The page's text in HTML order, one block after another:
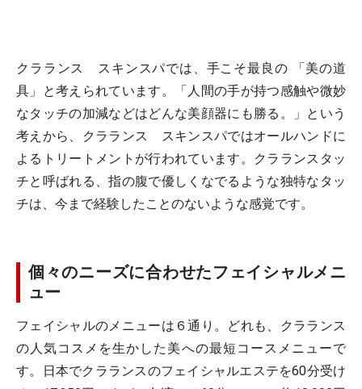
クラランス スキンスパでは、手こそ最良の 「美の道
具」と考えられています。「人間の手が持つ感触や微妙
なタッチの加減などはどんな美顔器にも勝る。」という
考えから、クラランス スキンスパではオールハンドに
よるトリートメントが行われています。クラランスタッ
チと呼ばれる、指の腹で優しくなでるような独特なタッ
チは、今まで経験したことのないような感覚です。
個々のニーズに合わせたフェイシャルメニ
ュー
フェイシャルのメニューは６通り。どれも、クラランス
の人気コスメを生かした美への最短コースメニューで
す。日本でクラランスのフェイシャルエステを60分受け